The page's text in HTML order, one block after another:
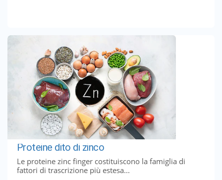
Proteine ​​dito di zinco
Le proteine ​​zinc finger costituiscono la famiglia di
fattori di trascrizione più estesa...